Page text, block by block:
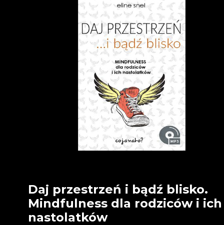
Daj przestrzeń i bądź blisko.
Mindfulness dla rodziców i ich
nastolatków